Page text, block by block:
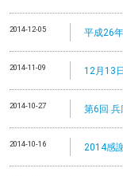
2014-12-05 平成26
2014-11-09 12月13
2014-10-27 第6回 兵
2014-10-16 2014感